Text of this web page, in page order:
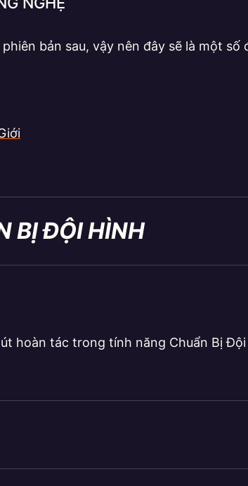
bản sau, vậy nên đây sẽ là một số
BỊ ĐỘI HÌNH
hoàn tác trong tính năng Chuẩn Bị